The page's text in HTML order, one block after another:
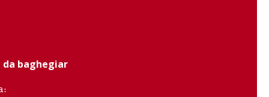
baghegiar